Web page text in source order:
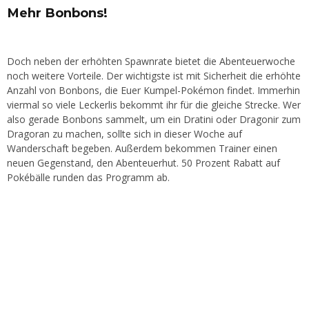
Mehr Bonbons!
Doch neben der erhöhten Spawnrate bietet die Abenteuerwoche
noch weitere Vorteile. Der wichtigste ist mit Sicherheit die erhöhte
Anzahl von Bonbons, die Euer Kumpel-Pokémon findet. Immerhin
viermal so viele Leckerlis bekommt ihr für die gleiche Strecke. Wer
also gerade Bonbons sammelt, um ein Dratini oder Dragonir zum
Dragoran zu machen, sollte sich in dieser Woche auf
Wanderschaft begeben. Außerdem bekommen Trainer einen
neuen Gegenstand, den Abenteuerhut. 50 Prozent Rabatt auf
Pokébälle runden das Programm ab.